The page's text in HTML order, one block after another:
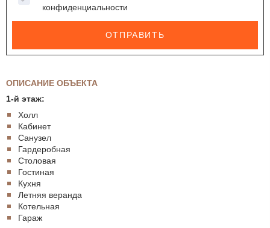
ОПИСАНИЕ ОБЪЕКТА
1-й этаж:
Холл
Кабинет
Санузел
Гардеробная
Столовая
Гостиная
Кухня
Летняя веранда
Котельная
Гараж
конфиденциальности
ОТПРАВИТЬ